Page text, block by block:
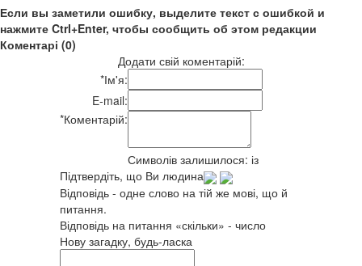
Если вы заметили ошибку, выделите текст с ошибкой и
нажмите Ctrl+Enter, чтобы сообщить об этом редакции
Коментарі (0)
Додати свій коментарій:
*Ім'я:
E-mail:
*Коментарій:
Символів залишилося: із
Підтвердіть, що Ви людина
Відповідь - одне слово на тій же мові, що й
питання.
Відповідь на питання «скільки» - число
Нову загадку, будь-ласка